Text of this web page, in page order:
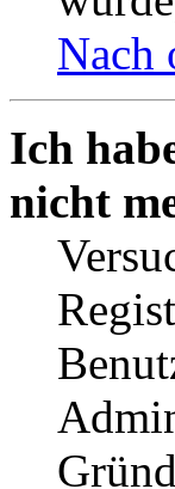
Nach
Ich
nicht